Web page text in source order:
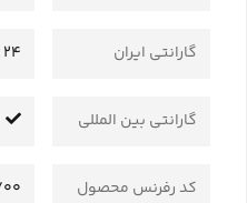
گارانتی ایران 24 ماهه وستاسرویس
گارانتی بین المللی
کد رفرنس محصول